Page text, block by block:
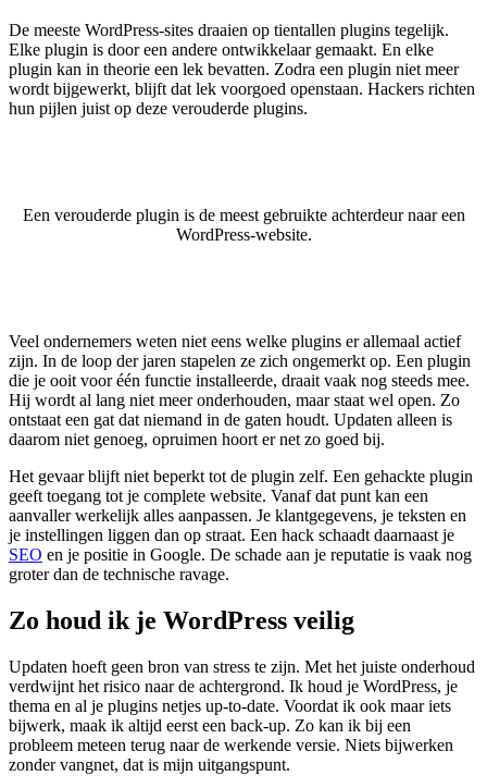
De meeste WordPress-sites draaien op tientallen plugins tegelijk.
Elke plugin is door een andere ontwikkelaar gemaakt. En elke
plugin kan in theorie een lek bevatten. Zodra een plugin niet meer
wordt bijgewerkt, blijft dat lek voorgoed openstaan. Hackers richten
hun pijlen juist op deze verouderde plugins.
Een verouderde plugin is de meest gebruikte achterdeur naar een
WordPress-website.
Veel ondernemers weten niet eens welke plugins er allemaal actief
zijn. In de loop der jaren stapelen ze zich ongemerkt op. Een plugin
die je ooit voor één functie installeerde, draait vaak nog steeds mee.
Hij wordt al lang niet meer onderhouden, maar staat wel open. Zo
ontstaat een gat dat niemand in de gaten houdt. Updaten alleen is
daarom niet genoeg, opruimen hoort er net zo goed bij.
Het gevaar blijft niet beperkt tot de plugin zelf. Een gehackte plugin
geeft toegang tot je complete website. Vanaf dat punt kan een
aanvaller werkelijk alles aanpassen. Je klantgegevens, je teksten en
je instellingen liggen dan op straat. Een hack schaadt daarnaast je
SEO en je positie in Google. De schade aan je reputatie is vaak nog
groter dan de technische ravage.
Zo houd ik je WordPress veilig
Updaten hoeft geen bron van stress te zijn. Met het juiste onderhoud
verdwijnt het risico naar de achtergrond. Ik houd je WordPress, je
thema en al je plugins netjes up-to-date. Voordat ik ook maar iets
bijwerk, maak ik altijd eerst een back-up. Zo kan ik bij een
probleem meteen terug naar de werkende versie. Niets bijwerken
zonder vangnet, dat is mijn uitgangspunt.